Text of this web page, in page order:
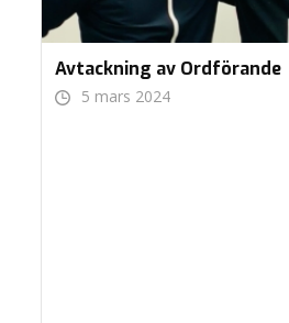
Avtackning av Ordförande
5 mars 2024